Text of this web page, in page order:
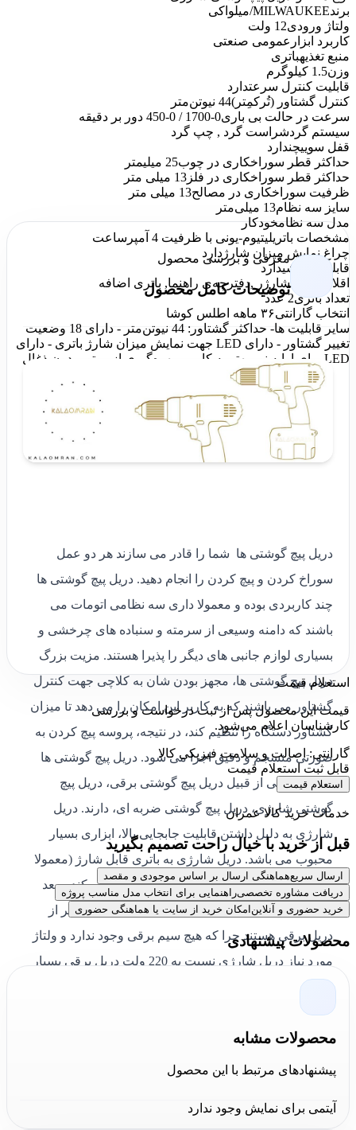
برندMILWAUKEE/میلواکی
ولتاژ ورودی12 ولت
کاربرد ابزار عمومی صنعتی
منبع تغذيهباتری
وزن1.5 کیلوگرم
قابليت کنترل سرعتدارد
کنترل گشتاور (تُرکمِتر)44 نیوتن‌متر
سرعت در حالت بی باری0-1700 / 0-450 دور بر دقیقه
سيستم گردشراست گرد , چپ گرد
قفل سوييچندارد
حداکثر قطر سوراخکاری در چوب25 میلیمتر
حداکثر قطر سوراخکاری در فلز 13 ميلی متر
ظرفیت سوراخکاری در مصالح13 ميلی متر
سایز سه نظام13 میلی‌متر
مدل سه نظامخودکار
مشخصات باتریلیتیوم-یونی با ظرفیت 4 آمپرساعت
چراغ نمایش میزان شارژدارد
قابلیت چکشیدارد
اقلام همراه شارژر ,دفترچه‌ی راهنما, باتری اضافه
تعداد باتری2 عدد
انتخاب گارانتی۳۶ ماهه اطلس کوشا
سایر قابلیت ها
- حداکثر گشتاور: 44 نیوتن‌متر - دارای 18 وضعیت
تغییر گشتاور - دارای LED جهت نمایش میزان شارژ باتری - دارای
LED برای ارایه نور بهتر به کاربر - بهره‌گیری از موتور بدون ذغال
معرفی و بررسی محصول
توضیحات کامل محصول
دریل پیچ گوشتی ها شما را قادر می سازند هر دو عمل
سوراخ کردن و پیچ کردن را انجام دهید. دریل پیچ گوشتی ها
چند کاربردی بوده و معمولا داری سه نظامی اتومات می
باشند که دامنه وسیعی از سرمته و سنباده های چرخشی و
بسیاری لوازم جانبی های دیگر را پذیرا هستند. مزیت بزرگ
دریل پیچ گوشتی ها، مجهز بودن شان به کلاچی جهت کنترل
گشتاور می باشند که به کاربر این امکان را می دهد تا میزان
گشتاور دستگاه را تنظیم کند، در نتیجه، پروسه پیچ کردن به
صورتی منسجم و دقیق اجرا می شود. دریل پیچ گوشتی ها
انواع مختلفی از قبیل دریل پیچ گوشتی برقی، دریل پیچ
گوشتی شارژی، دریل پیچ گوشتی ضربه ای، دارند. دریل
شارژی به دلیل داشتن قابلیت جابجایی بالا، ابزاری بسیار
محبوب می باشد. دریل شارژی به باتری قابل شارژ (معمولا
بین 12 ولت تا 24 ولت) که تا چند ساعت کار می کند و بعد
نیاز به شارژ دارد مجهز می باشد. دریل شارژی امن تر از
دریل برقی هستند چرا که هیچ سیم برقی وجود ندارد و ولتاژ
مورد نیاز دریل شارژی نسبت به 220 ولت دریل برقی بسیار
کم است برخی از دریل های شارژی چکشی هستند یعنی
حتی قابلیت حفاری مواد سخت مانند سنگ و بتون را نیز
دارند. باتری دریل های شارژی معمولا به دو صورت لیتیوم و
نیکل-کادمیوم می باشد که نوع لیتیوم آن سبک تر، کم حجم تر
استعلام قیمت
قیمت این محصول پس از ثبت درخواست و بررسی
کارشناسان اعلام می‌شود.
گارانتی: اصالت و سلامت فیزیکی کالا
قابل ثبت استعلام قیمت
استعلام قیمت
خدمات خرید کالا عمران
قبل از خرید با خیال راحت تصمیم بگیرید
ارسال سریعهماهنگی ارسال بر اساس موجودی و مقصد
دریافت مشاوره تخصصیراهنمایی برای انتخاب مدل مناسب پروژه
خرید حضوری و آنلاین امکان خرید از سایت یا هماهنگی حضوری
محصولات پیشنهادی
محصولات مشابه
پیشنهادهای مرتبط با این محصول
آیتمی برای نمایش وجود ندارد